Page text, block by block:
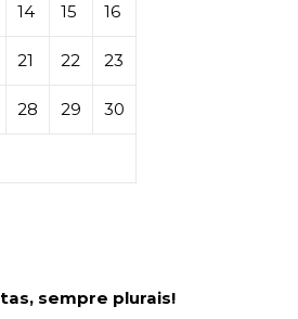
14 15 16
21 22 23
28 29 30
sempre plurais!